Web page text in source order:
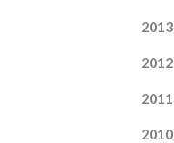
2013
2012
2011
2010